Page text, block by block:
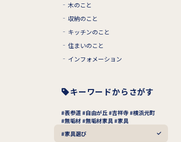
木のこと
収納のこと
キッチンのこと
住まいのこと
インフォメーション
キーワードからさがす
表参道 自由が丘 吉祥寺 横浜元町
無垢材 無垢材家具
家具
家具選び